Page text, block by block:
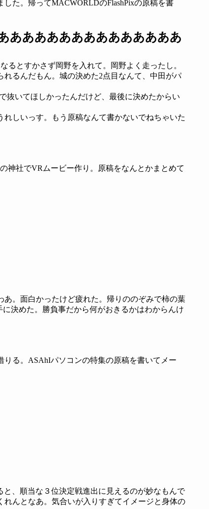
た。帰ってMACWORLDのFlashPixの原稿を書
ああああああああああああああ
とすかさず岡野を入れて。岡野よく走ったし。
るんだもん。城の決めた2点目なんて、中田がパ
いてほしかったんだけど、最後に決めたからい
しいっす。もう原稿なんて書かないでねちゃいた
神社でVRムービー作り。原稿をなんとかまとめて
。面白かったけど疲れた。帰りののぞみで柿の葉
決めた。勝負事だから何がおきるかはわからんけ
る。ASAhIパソコンの特集の原稿を書いてメー
、順当な３位決定戦進出に見えるのが妙なもんで
んとなあ。気合いが入りすぎてイメージと身体の